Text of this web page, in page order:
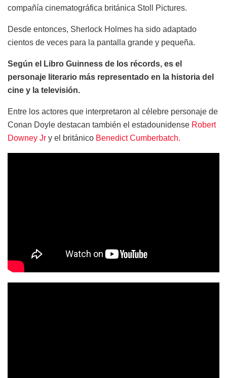
compañía cinematográfica británica Stoll Pictures.
Desde entonces, Sherlock Holmes ha sido adaptado
cientos de veces para la pantalla grande y pequeña.
Según el Libro Guinness de los récords, es el
personaje literario más representado en la historia del
cine y la televisión.
Entre los actores que interpretaron al célebre personaje de
Conan Doyle destacan también el estadounidense Robert
Downey Jr y el británico Benedict Cumberbatch.